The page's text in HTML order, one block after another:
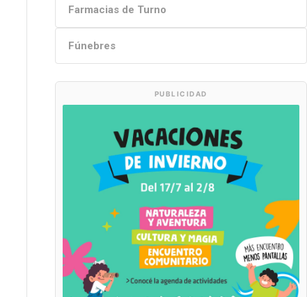
Farmacias de Turno
Fúnebres
PUBLICIDAD